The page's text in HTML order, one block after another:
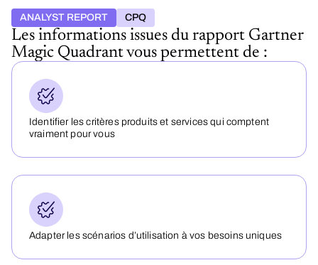
ANALYST REPORT CPQ
Les informations issues du rapport Gartner
Magic Quadrant vous permettent de :
Identifier les critères produits et services qui comptent
vraiment pour vous
Adapter les scénarios d’utilisation à vos besoins uniques